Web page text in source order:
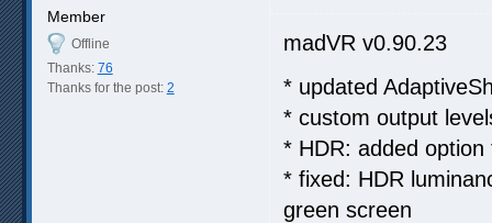
Member
Offline
Thanks: 76
Thanks for the post: 2
madVR v0.90.23
* updated
* custom output
* HDR: added
* fixed: HDR
green screen